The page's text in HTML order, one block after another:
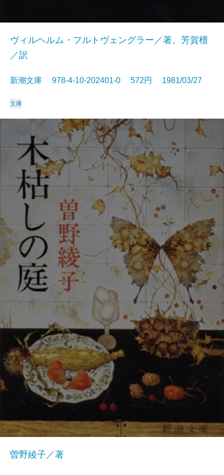
ヴィルヘルム・フルトヴェングラー／著、芳賀檀
／訳
新潮文庫 978-4-10-202401-0 572円 1981/03/27
文庫
曽野綾子／著